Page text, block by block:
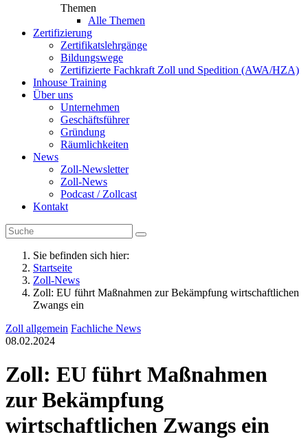
Themen
Alle Themen
Zertifizierung
Zertifikatslehrgänge
Bildungswege
Zertifizierte Fachkraft Zoll und Spedition (AWA/HZA)
Inhouse Training
Über uns
Unternehmen
Geschäftsführer
Gründung
Räumlichkeiten
News
Zoll-Newsletter
Zoll-News
Podcast / Zollcast
Kontakt
Sie befinden sich hier:
Startseite
Zoll-News
Zoll: EU führt Maßnahmen zur Bekämpfung wirtschaftlichen
Zwangs ein
Zoll allgemein Fachliche News
08.02.2024
Zoll: EU führt Maßnahmen
zur Bekämpfung
wirtschaftlichen Zwangs ein